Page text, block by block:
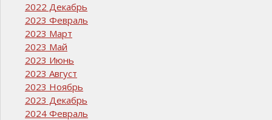
2022 Декабрь
2023 Февраль
2023 Март
2023 Май
2023 Июнь
2023 Август
2023 Ноябрь
2023 Декабрь
2024 Февраль